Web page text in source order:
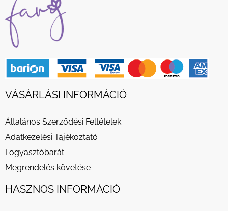
VÁSÁRLÁSI INFORMÁCIÓ
Általános Szerződési Feltételek
Adatkezelési Tájékoztató
Fogyasztóbarát
Megrendelés követése
HASZNOS INFORMÁCIÓ